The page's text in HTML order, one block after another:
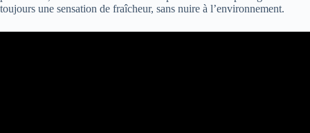
toujours une sensation de fraîcheur, sans nuire à l’environnement.